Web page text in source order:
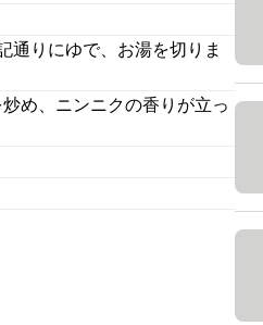
通りにゆで、お湯を切りま
め、ニンニクの香りが立っ